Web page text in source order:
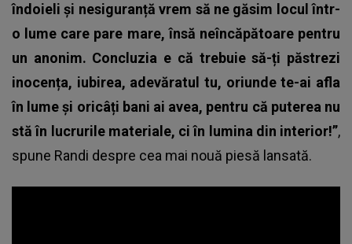
îndoieli și nesiguranță vrem să ne găsim locul într-
o lume care pare mare, însă neîncăpătoare pentru
un anonim. Concluzia e că trebuie să-ți păstrezi
inocența, iubirea, adevăratul tu, oriunde te-ai afla
în lume și oricâți bani ai avea, pentru că puterea nu
stă în lucrurile materiale, ci în lumina din interior!”,
spune Randi despre cea mai nouă piesă lansată.